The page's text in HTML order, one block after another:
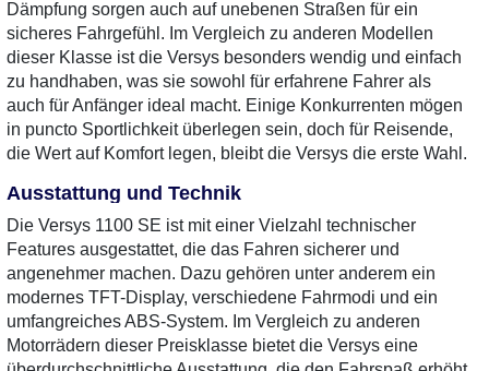
Dämpfung sorgen auch auf unebenen Straßen für ein
sicheres Fahrgefühl. Im Vergleich zu anderen Modellen
dieser Klasse ist die Versys besonders wendig und einfach
zu handhaben, was sie sowohl für erfahrene Fahrer als
auch für Anfänger ideal macht. Einige Konkurrenten mögen
in puncto Sportlichkeit überlegen sein, doch für Reisende,
die Wert auf Komfort legen, bleibt die Versys die erste Wahl.
Ausstattung und Technik
Die Versys 1100 SE ist mit einer Vielzahl technischer
Features ausgestattet, die das Fahren sicherer und
angenehmer machen. Dazu gehören unter anderem ein
modernes TFT-Display, verschiedene Fahrmodi und ein
umfangreiches ABS-System. Im Vergleich zu anderen
Motorrädern dieser Preisklasse bietet die Versys eine